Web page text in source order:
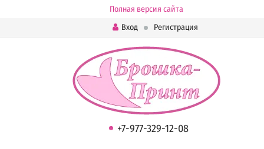
Полная версия сайта
Вход
Регистрация
+7-977-329-12-08